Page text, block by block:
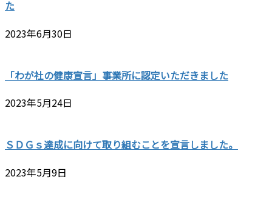
た
2023年6月30日
「わが社の健康宣言」事業所に認定いただきました
2023年5月24日
ＳＤＧｓ達成に向けて取り組むことを宣言しました。
2023年5月9日